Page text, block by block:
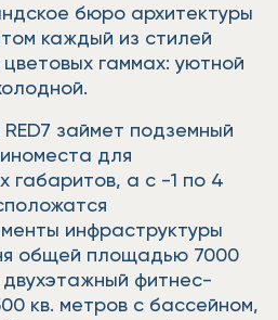
бюро архитектуры
каждый из стилей
гаммах: уютной
займет подземный
для
габаритов, а с -1 по 4
инфраструктуры
общей площадью 7000
фитнес-
кв. метров с бассейном,